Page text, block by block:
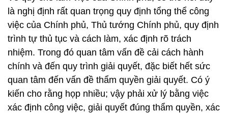
là nghị định rất quan trọng quy định tổng thể công
việc của Chính phủ, Thủ tướng Chính phủ, quy định
trình tự thủ tục và cách làm, xác định rõ trách
nhiệm. Trong đó quan tâm vấn đề cải cách hành
chính và đến quy trình giải quyết, đặc biết hết sức
quan tâm đến vấn đề thẩm quyền giải quyết. Có ý
kiến cho rằng họp nhiều; vậy phải xử lý bằng việc
xác định công việc, giải quyết đúng thẩm quyền, xác